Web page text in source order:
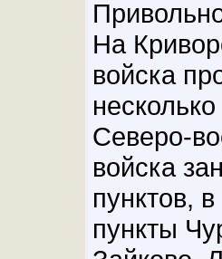
На
войска
Северо-
войска
пунктов,
пункты